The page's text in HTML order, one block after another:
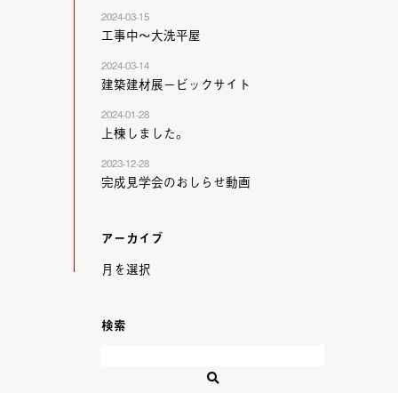
2024-03-15
工事中～大洗平屋
2024-03-14
建築建材展ービックサイト
2024-01-28
上棟しました。
2023-12-28
完成見学会のおしらせ動画
アーカイブ
検索